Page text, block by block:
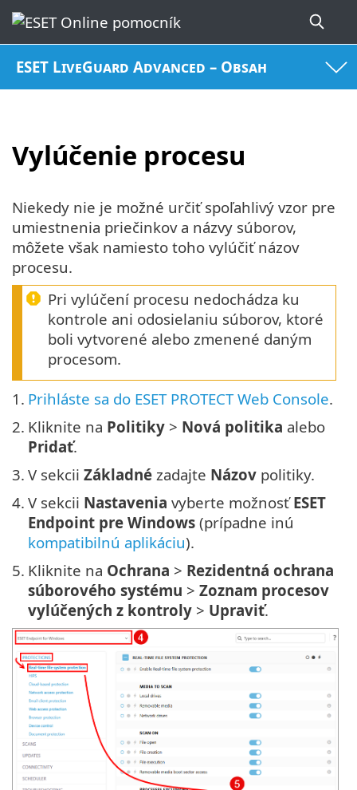
ESET LiveGuard Advanced – Obsah
Vylúčenie procesu
Niekedy nie je možné určiť spoľahlivý vzor pre
umiestnenia priečinkov a názvy súborov,
môžete však namiesto toho vylúčiť názov
procesu.
Pri vylúčení procesu nedochádza ku
kontrole ani odosielaniu súborov, ktoré
boli vytvorené alebo zmenené daným
procesom.
1. Prihláste sa do ESET PROTECT Web Console.
2. Kliknite na Politiky > Nová politika alebo
Pridať.
3. V sekcii Základné zadajte Názov politiky.
4. V sekcii Nastavenia vyberte možnosťESET
Endpoint pre Windows (prípadne inú
kompatibilnú aplikáciu).
5. Kliknite na Ochrana > Rezidentná ochrana
súborového systému > Zoznam procesov
vylúčených z kontroly > Upraviť.